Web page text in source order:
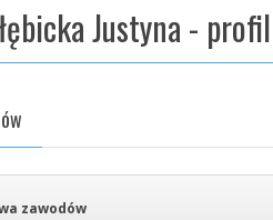
Justyna -
zawodów